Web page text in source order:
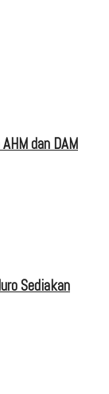
dan DAM
Sediakan